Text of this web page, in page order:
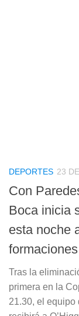
DEPORTES 23
Con
Boca inicia
esta noche
formaciones
Tras la
primera en la
21.30, el equipo